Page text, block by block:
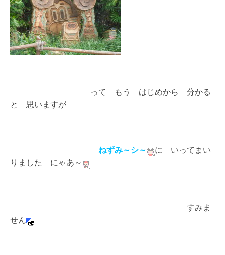
って もう はじめから 分かる
と 思いますが
ねずみ～シ～
に いってまい
りました にゃあ～
すみま
せん